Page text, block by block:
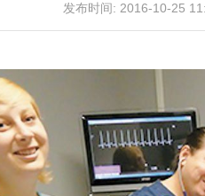
发布时间: 2016-10-25